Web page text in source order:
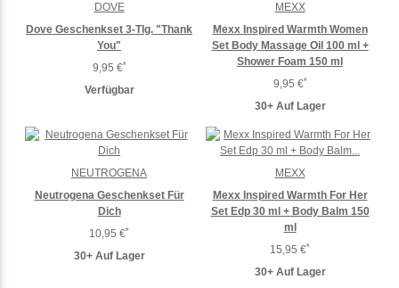
Dove Geschenkset 3-Tlg. "Thank
You"
9,95 €*
Verfügbar
DOVE
Mexx Inspired Warmth Women
Set Body Massage Oil 100 ml +
Shower Foam 150 ml
9,95 €*
30+ Auf Lager
MEXX
Neutrogena Geschenkset Für
Dich
10,95 €*
30+ Auf Lager
NEUTROGENA
Mexx Inspired Warmth For Her
Set Edp 30 ml + Body Balm 150
ml
15,95 €*
30+ Auf Lager
MEXX